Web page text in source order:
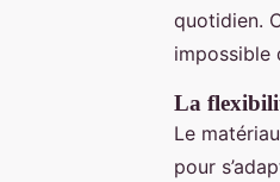
quotidien.
impossible
La
Le
pour